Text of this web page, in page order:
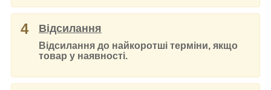
4 Відсилання
Відсилання до найкоротші терміни, якщо
товар у наявності.